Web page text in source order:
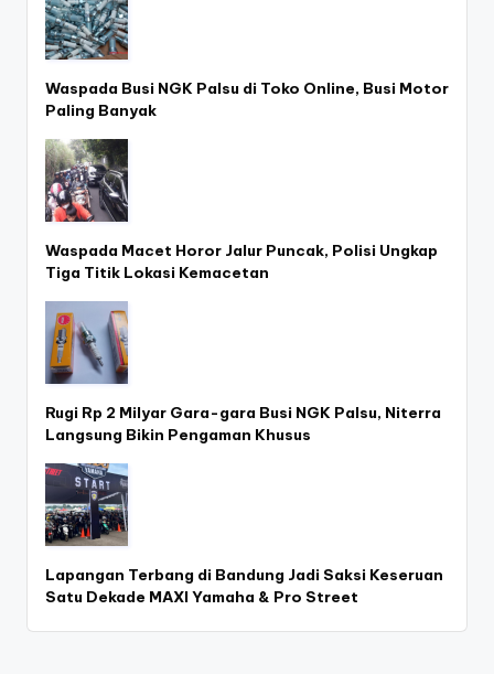
Waspada Busi NGK Palsu di Toko Online, Busi Motor
Paling Banyak
Waspada Macet Horor Jalur Puncak, Polisi Ungkap
Tiga Titik Lokasi Kemacetan
Rugi Rp 2 Milyar Gara-gara Busi NGK Palsu, Niterra
Langsung Bikin Pengaman Khusus
Lapangan Terbang di Bandung Jadi Saksi Keseruan
Satu Dekade MAXI Yamaha & Pro Street